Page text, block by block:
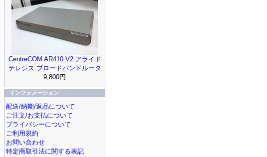
CentreCOM AR410 V2 アライド
テレシス ブロードバンドルータ
9,800円
インフォメーション
配送/納期/返品について
ご注文/お支払について
プライバシーについて
ご利用規約
お問い合わせ
特定商取引法に関する表記